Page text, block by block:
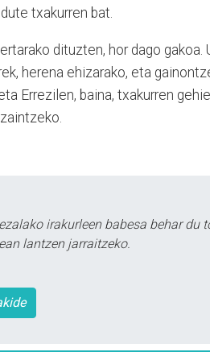
txakurren bat.
dituzten, hor dago
herena ehizarako, eta
Errezilen, baina, txakurren
irakurleen babesa behar
lantzen jarraitzeko.